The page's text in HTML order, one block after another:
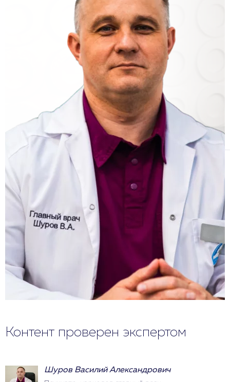
Контент проверен экспертом
Шуров Василий Александрович